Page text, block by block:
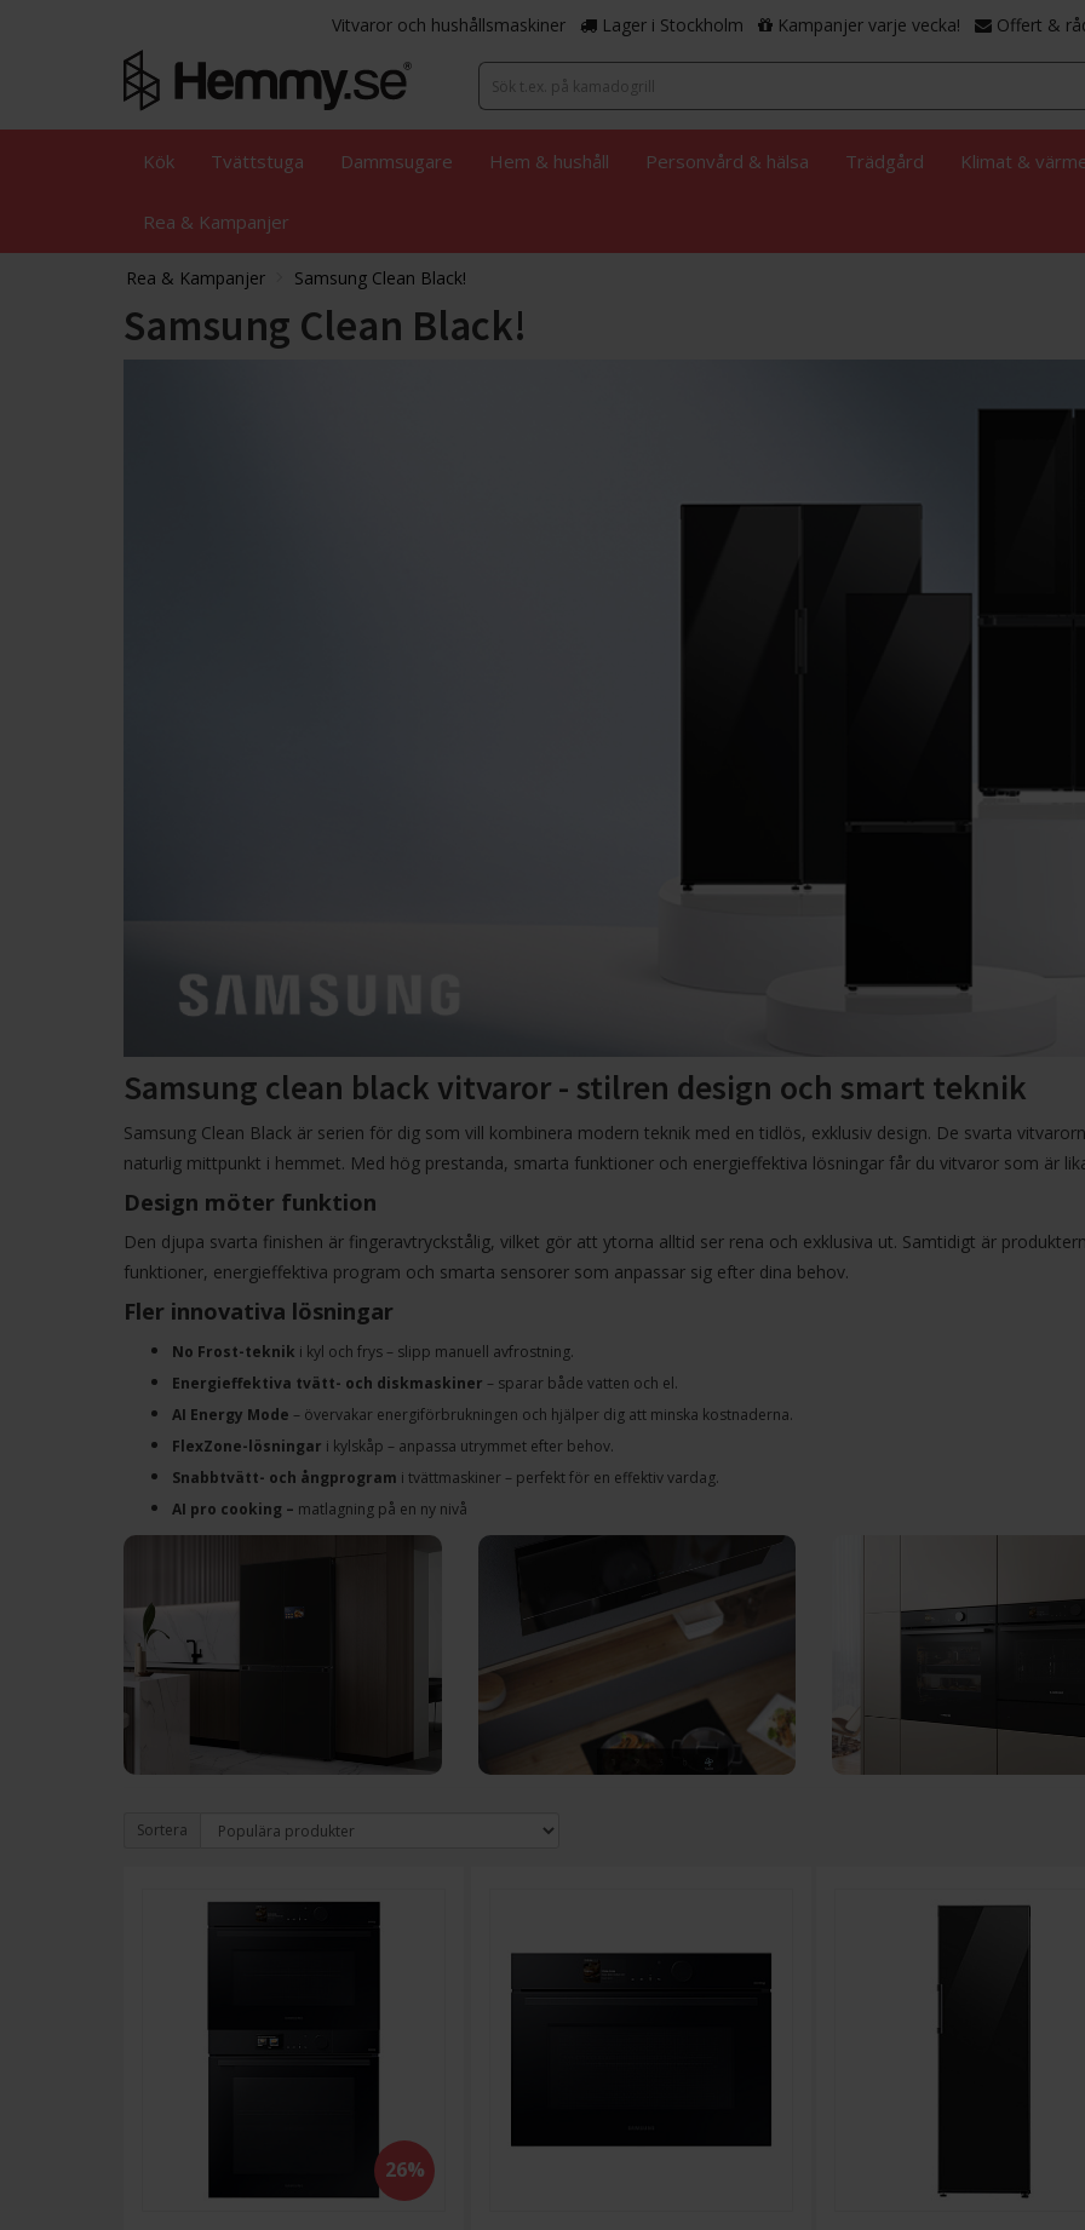
Vitvaror och hushållsmaskiner Lager i Stockholm Kampanjer varje vecka! Offert &
Kök Tvättstuga Dammsugare Hem & hushåll Personvård & hälsa Trädgård Klimat &
Rea & Kampanjer
Rea & Kampanjer Samsung Clean Black!
Samsung Clean Black!
Samsung clean black vitvaror - stilren design och smart teknik
Samsung Clean Black är serien för dig som vill kombinera modern teknik med en tidlös, exklusiv design. De svarta
naturlig mittpunkt i hemmet. Med hög prestanda, smarta funktioner och energieffektiva lösningar får du vitvaror som är
Design möter funktion
Den djupa svarta finishen är fingeravtryckstålig, vilket gör att ytorna alltid ser rena och exklusiva ut. Samtidigt är
funktioner, energieffektiva program och smarta sensorer som anpassar sig efter dina behov.
Fler innovativa lösningar
No Frost-teknik i kyl och frys – slipp manuell avfrostning.
Energieffektiva tvätt- och diskmaskiner – sparar både vatten och el.
AI Energy Mode – övervakar energiförbrukningen och hjälper dig att minska kostnaderna.
FlexZone-lösningar i kylskåp – anpassa utrymmet efter behov.
Snabbtvätt- och ångprogram i tvättmaskiner – perfekt för en effektiv vardag.
AI pro cooking – matlagning på en ny nivå
Sortera
26%